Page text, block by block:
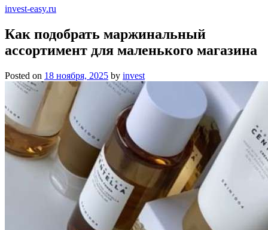
invest-easy.ru
Как подобрать маржинальный
ассортимент для маленького магазина
Posted on 18 ноября, 2025 by invest